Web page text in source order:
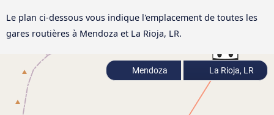
Le plan ci-dessous vous indique l'emplacement de toutes les
gares routières à Mendoza et La Rioja, LR.
Mendoza La Rioja, LR